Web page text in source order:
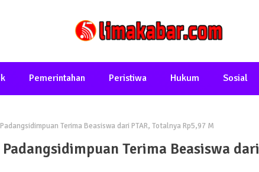
Pemerintahan Peristiwa Hukum Sosial
Terima Beasiswa dari PTAR, Totalnya Rp5,97 M
Terima Beasiswa dari